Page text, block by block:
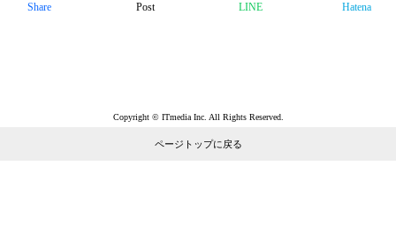
Share Post LINE Hatena
Copyright © ITmedia Inc. All Rights Reserved.
ページトップに戻る